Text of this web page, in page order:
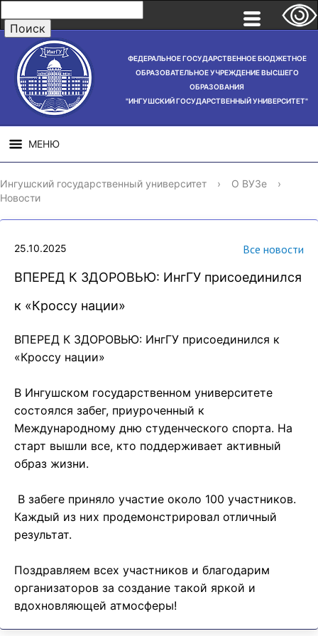
ФЕДЕРАЛЬНОЕ ГОСУДАРСТВЕННОЕ БЮДЖЕТНОЕ
ОБРАЗОВАТЕЛЬНОЕ УЧРЕЖДЕНИЕ ВЫСШЕГО
ОБРАЗОВАНИЯ
"ИНГУШСКИЙ ГОСУДАРСТВЕННЫЙ УНИВЕРСИТЕТ"
МЕНЮ
СВЕДЕНИЯ ОБ
ОБРАЗОВАТЕЛЬНОЙ
НАУЧНАЯ
ДЕЯТЕЛЬНОСТЬ
Ингушский государственный университет › О ВУЗе
›
Новости
25.10.2025 Все новости
ВПЕРЕД К ЗДОРОВЬЮ: ИнгГУ присоединился
к «Кроссу нации»
ВПЕРЕД К ЗДОРОВЬЮ: ИнгГУ присоединился к
«Кроссу нации»
В Ингушском государственном университете
состоялся забег, приуроченный к
Международному дню студенческого спорта. На
старт вышли все, кто поддерживает активный
образ жизни.
В забеге приняло участие около 100 участников.
Каждый из них продемонстрировал отличный
результат.
Поздравляем всех участников и благодарим
организаторов за создание такой яркой и
вдохновляющей атмосферы!